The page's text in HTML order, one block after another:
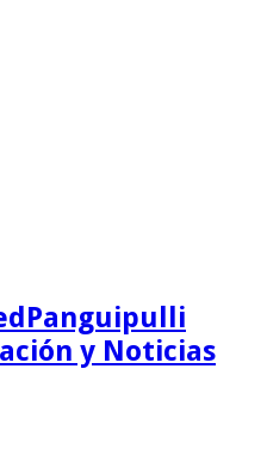
y Noticias